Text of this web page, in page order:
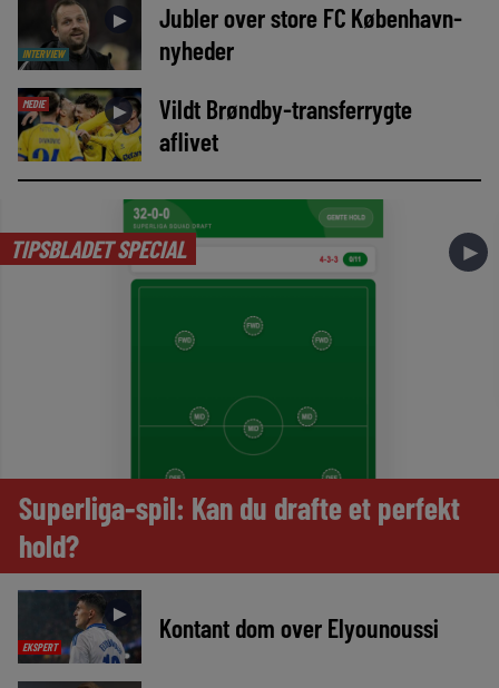
INTERVIEW
►
Jubler over store FC København-
nyheder
MEDIE ►
Vildt Brøndby-transferrygte
aflivet
TIPSBLADET SPECIAL ►
Superliga-spil: Kan du drafte et perfekt
hold?
EKSPERT
► Kontant dom over Elyounoussi